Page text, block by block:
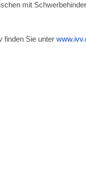
mit
finden Sie unter